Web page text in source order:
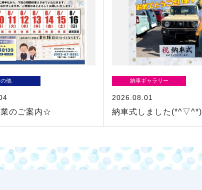
他
のご案内☆
納車ギャラリー
2026.08.01
納車式しました(*^▽^*)